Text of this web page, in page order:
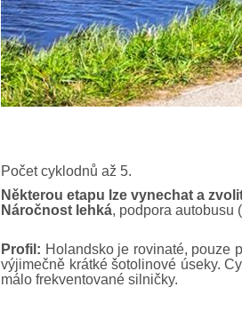
Počet cyklodnů až 5.
Některou etapu lze vynechat a
Náročnost lehká, podpora autobusu
Profil: Holandsko je rovinaté, pouze
výjimečně krátké šotolinové úseky.
málo frekventované silničky.